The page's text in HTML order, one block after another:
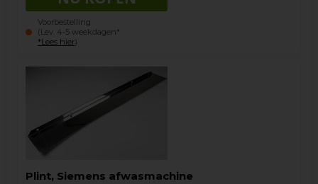
Voorbestelling
(Lev. 4-5 weekdagen*
*Lees hier)
Plint, Siemens afwasmachine